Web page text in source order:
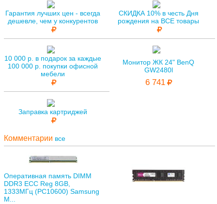
Гарантия лучших цен - всегда
дешевле, чем у конкурентов
СКИДКА 10% в честь Дня
рождения на ВСЕ товары
10 000 р. в подарок за каждые
100 000 р. покупки офисной
мебели
Монитор ЖК 24" BenQ
GW2480l
6 741
Заправка картриджей
Комментарии все
Оперативная память DIMM
DDR3 ECC Reg 8GB,
1333МГц (PC10600) Samsung
M...